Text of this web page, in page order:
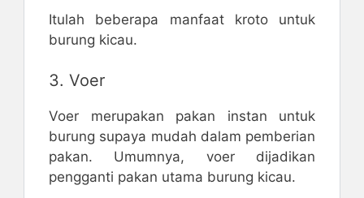
Itulah beberapa manfaat kroto untuk
burung kicau.
3. Voer
Voer merupakan pakan instan untuk
burung supaya mudah dalam pemberian
pakan. Umumnya, voer dijadikan
pengganti pakan utama burung kicau.